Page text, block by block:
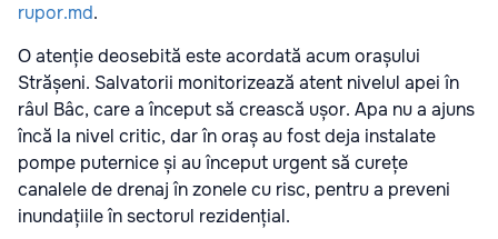
rupor.md.
O atenție deosebită este acordată acum orașului
Strășeni. Salvatorii monitorizează atent nivelul apei în
râul Bâc, care a început să crească ușor. Apa nu a ajuns
încă la nivel critic, dar în oraș au fost deja instalate
pompe puternice și au început urgent să curețe
canalele de drenaj în zonele cu risc, pentru a preveni
inundațiile în sectorul rezidențial.